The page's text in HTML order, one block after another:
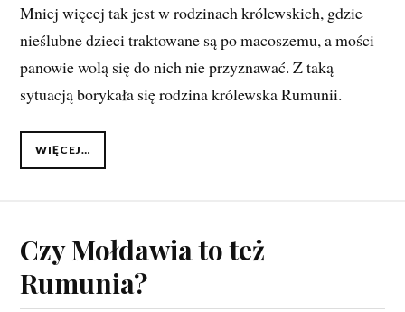
Mniej więcej tak jest w rodzinach królewskich, gdzie
nieślubne dzieci traktowane są po macoszemu, a mości
panowie wolą się do nich nie przyznawać. Z taką
sytuacją borykała się rodzina królewska Rumunii.
WIĘCEJ…
Czy Mołdawia to też
Rumunia?